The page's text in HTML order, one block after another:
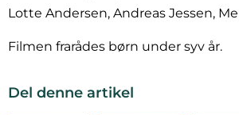
Lotte Andersen, Andreas Jessen,
Filmen frarådes børn under syv år.
Del denne artikel